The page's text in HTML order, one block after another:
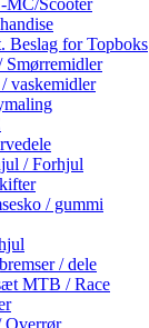
Beslag for Topboks
Smørremidler
vaskemidler
/ Forhjul
/ gummi
/ dele
MTB / Race
Overrør